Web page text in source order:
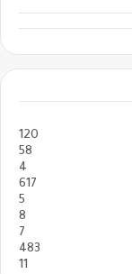
120
58
4
617
5
8
7
483
11